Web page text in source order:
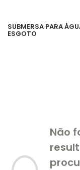
SUBMERSA PARA
ESGOTO
Não